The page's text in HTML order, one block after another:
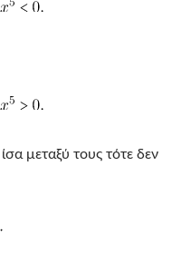
μεταξύ τους τότε δεν